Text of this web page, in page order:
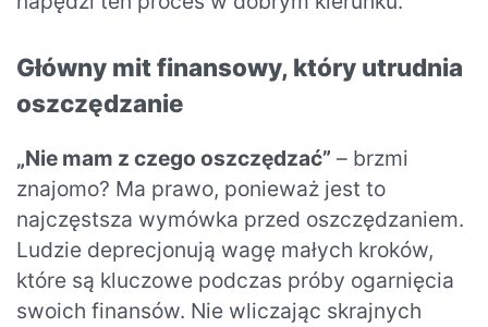
Główny mit finansowy, który utrudnia
oszczędzanie
„Nie mam z czego oszczędzać” – brzmi
znajomo? Ma prawo, ponieważ jest to
najczęstsza wymówka przed oszczędzaniem.
Ludzie deprecjonują wagę małych kroków,
które są kluczowe podczas próby ogarnięcia
swoich finansów. Nie wliczając skrajnych